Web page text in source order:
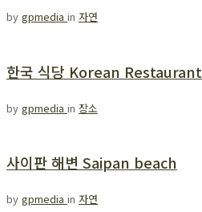
by gpmedia in 자연
한국 식당 Korean Restaurant
by gpmedia in 장소
사이판 해변 Saipan beach
by gpmedia in 자연